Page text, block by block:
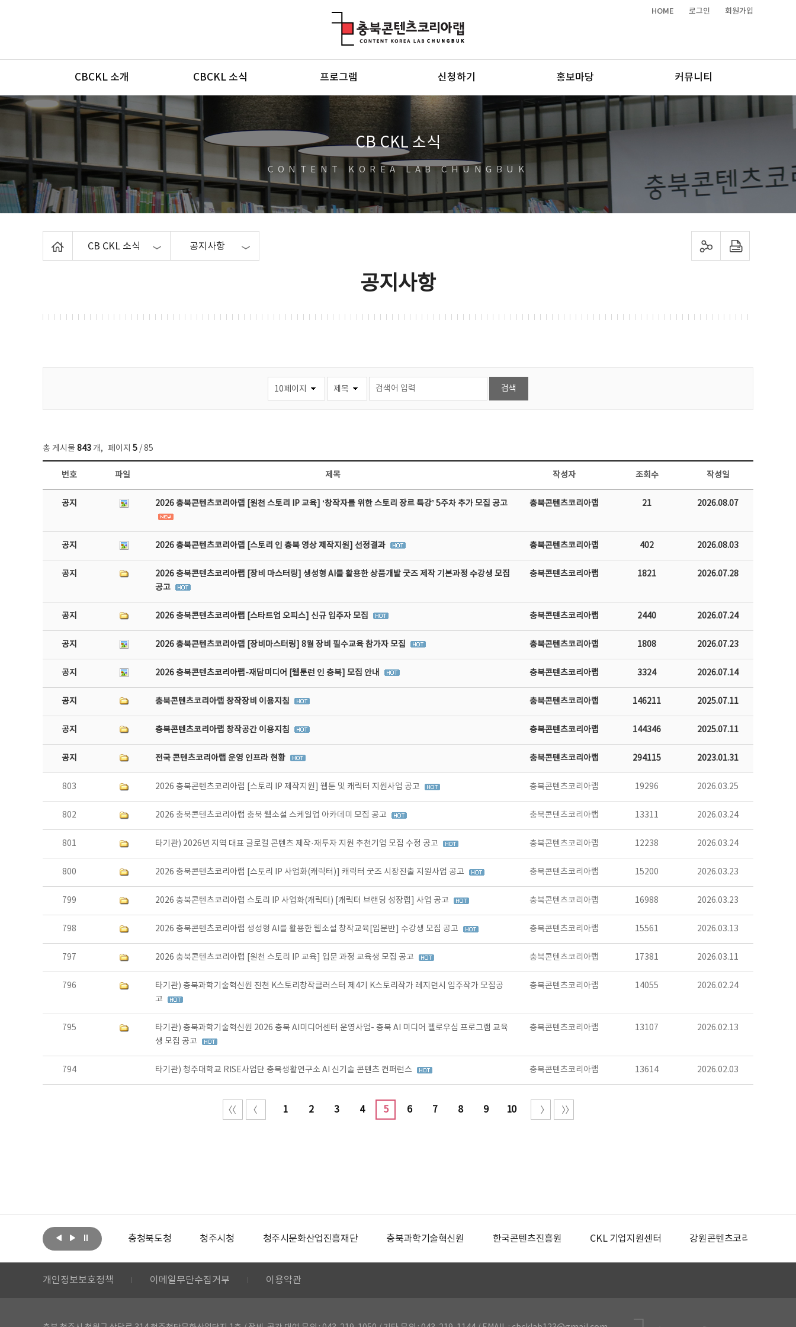
HOME 로그인 회원가입
메뉴
CBCKL 소개 CBCKL 소식 프로그램 신청하기 홍보마당 커뮤니티
CB CKL 소식
CONTENT KOREA LAB CHUNGBUK
CB CKL 소식 공지사항 sns 공유하기 프린트하기
공지사항
총 게시물 843 개, 페이지 5 / 85
공지사항 목록 - 번호, 제목, 작성자, 파일, 조회수, 작성일 정보 제공
번호 파일 제목 작성자 조회수 작성일
공지 2026 충북콘텐츠코리아랩 [원천 스토리 IP 교육] ‘창작자를 위한 스토리 장르 특강’ 5주차 추가 모집 공고 충북콘텐츠코리아랩 21 2026.08.07
공지 2026 충북콘텐츠코리아랩 [스토리 인 충북 영상 제작지원] 선정결과 충북콘텐츠코리아랩 402 2026.08.03
공지
2026 충북콘텐츠코리아랩 [장비 마스터링] 생성형 AI를 활용한 상품개발 굿즈 제작 기본과정 수강생 모집
공고
충북콘텐츠코리아랩 1821 2026.07.28
공지 2026 충북콘텐츠코리아랩 [스타트업 오피스] 신규 입주자 모집 충북콘텐츠코리아랩 2440 2026.07.24
공지 2026 충북콘텐츠코리아랩 [장비마스터링] 8월 장비 필수교육 참가자 모집 충북콘텐츠코리아랩 1808 2026.07.23
공지 2026 충북콘텐츠코리아랩-재담미디어 [웹툰런 인 충북] 모집 안내 충북콘텐츠코리아랩 3324 2026.07.14
공지 충북콘텐츠코리아랩 창작장비 이용지침 충북콘텐츠코리아랩 146211 2025.07.11
공지 충북콘텐츠코리아랩 창작공간 이용지침 충북콘텐츠코리아랩 144346 2025.07.11
공지 전국 콘텐츠코리아랩 운영 인프라 현황 충북콘텐츠코리아랩 294115 2023.01.31
803 2026 충북콘텐츠코리아랩 [스토리 IP 제작지원] 웹툰 및 캐릭터 지원사업 공고 충북콘텐츠코리아랩 19296 2026.03.25
802 2026 충북콘텐츠코리아랩 충북 웹소설 스케일업 아카데미 모집 공고 충북콘텐츠코리아랩 13311 2026.03.24
801 타기관) 2026년 지역 대표 글로컬 콘텐츠 제작·재투자 지원 추천기업 모집 수정 공고 충북콘텐츠코리아랩 12238 2026.03.24
800 2026 충북콘텐츠코리아랩 [스토리 IP 사업화(캐릭터)] 캐릭터 굿즈 시장진출 지원사업 공고 충북콘텐츠코리아랩 15200 2026.03.23
799 2026 충북콘텐츠코리아랩 스토리 IP 사업화(캐릭터) [캐릭터 브랜딩 성장랩] 사업 공고 충북콘텐츠코리아랩 16988 2026.03.23
798 2026 충북콘텐츠코리아랩 생성형 AI를 활용한 웹소설 창작교육[입문반] 수강생 모집 공고 충북콘텐츠코리아랩 15561 2026.03.13
797 2026 충북콘텐츠코리아랩 [원천 스토리 IP 교육] 입문 과정 교육생 모집 공고 충북콘텐츠코리아랩 17381 2026.03.11
796
타기관) 충북과학기술혁신원 진천 K스토리창작클러스터 제4기 K스토리작가 레지던시 입주작가 모집공
고
충북콘텐츠코리아랩 14055 2026.02.24
795
타기관) 충북과학기술혁신원 2026 충북 AI미디어센터 운영사업- 충북 AI 미디어 펠로우십 프로그램 교육
생 모집 공고
충북콘텐츠코리아랩 13107 2026.02.13
794 타기관) 청주대학교 RISE사업단 충북생활연구소 AI 신기술 콘텐츠 컨퍼런스 충북콘텐츠코리아랩 13614 2026.02.03
1 2 3 4 5 6 7 8 9 10
문화체육관광부 충청북도청 청주시청 청주시문화산업진흥재단 충북과학기술혁신원 한국콘텐츠진흥원 CKL 기업지원센터 강원콘텐츠코리아랩
개인정보보호정책 이메일무단수집거부 이용약관